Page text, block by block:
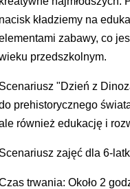
kładziemy na
zabawy, co
przedszkolnym.
"Dzień z
prehistorycznego
również edukację i
zajęć dla 6-
trwania: Około 2